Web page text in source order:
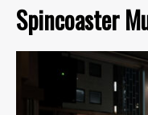
Spincoaster